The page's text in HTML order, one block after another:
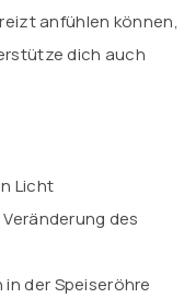
anfühlen können,
dich auch
Licht
des
der Speiseröhre